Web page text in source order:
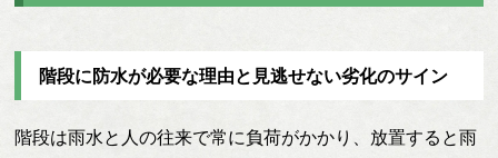
階段に防水が必要な理由と見逃せない劣化のサイン
階段は雨水と人の往来で常に負荷がかかり、放置すると雨